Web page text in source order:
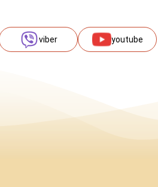
viber youtube